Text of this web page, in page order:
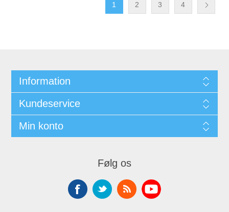
1 2 3 4
Information
Kundeservice
Min konto
Følg os